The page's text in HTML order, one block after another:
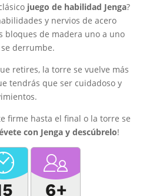
juego de habilidad Jenga?
y nervios de acero
bloques de madera uno a uno
derrumbe.
retires, la torre se vuelve más
tendrás que ser cuidadoso y
firme hasta el final o la torre se
con Jenga y descúbrelo!